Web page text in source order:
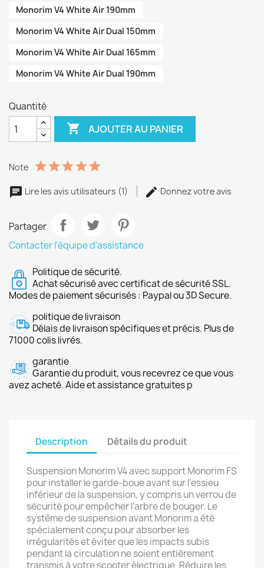
Monorim V4 White Air 190mm
Monorim V4 White Air Dual 150mm
Monorim V4 White Air Dual 165mm
Monorim V4 White Air Dual 190mm
Quantité
 AJOUTER AU PANIER
Note
Lire les avis utilisateurs (1) Donnez votre avis
Partager
Contacter l'équipe d'assistance
Politique de sécurité.
Achat sécurisé avec certificat de sécurité SSL.
Modes de paiement sécurisés : Paypal ou 3D Secure.
politique de livraison
Délais de livraison spécifiques et précis. Plus de
71000 colis livrés.
garantie
Garantie du produit, vous recevrez ce que vous
avez acheté. Aide et assistance gratuites p
Description Détails du produit
Suspension Monorim V4 avec support Monorim FS
pour installer le garde-boue avant sur l’essieu
inférieur de la suspension, y compris un verrou de
sécurité pour empêcher l’arbre de bouger. Le
système de suspension avant Monorim a été
spécialement conçu pour absorber les
irrégularités et éviter que les impacts subis
pendant la circulation ne soient entièrement
transmis à votre scooter électrique. Réduire les